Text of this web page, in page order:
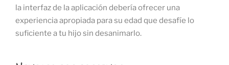
la interfaz de la aplicación debería ofrecer una
experiencia apropiada para su edad que desafíe lo
suficiente a tu hijo sin desanimarlo.